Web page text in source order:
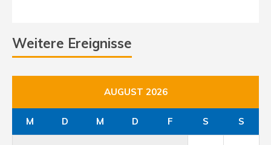
Weitere Ereignisse
AUGUST 2026
M D M D F S S